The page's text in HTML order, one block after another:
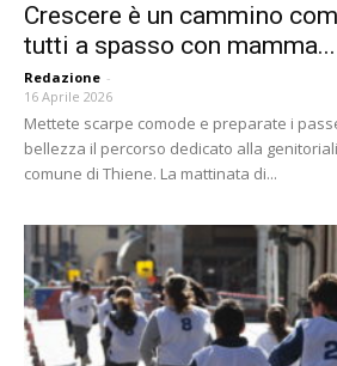
Crescere è un cammino
tutti a spasso con mamma...
Redazione -
16 Aprile 2026
Mettete scarpe comode e preparate i
bellezza il percorso dedicato alla
comune di Thiene. La mattinata di...